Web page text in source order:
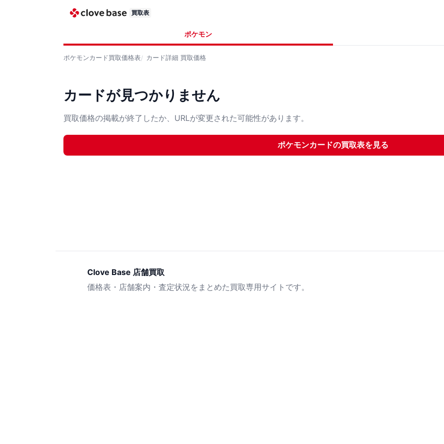
買取表
ポケモン
ポケモンカード買取価格表 カード詳細 買取価格
カードが見つかりません
買取価格の掲載が終了したか、URLが変更された可能性があります。
ポケモンカードの買取表を見る
Clove Base 店舗買取
価格表・店舗案内・査定状況をまとめた買取専用サイトです。